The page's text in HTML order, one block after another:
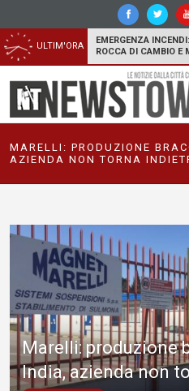
ULTIM'ORA
EMERGENZA
ROCCA DI CAMBIO E
MARELLI: PRODUZIONE
AZIENDA NON TORNA
Marelli: produzione
India, azienda non